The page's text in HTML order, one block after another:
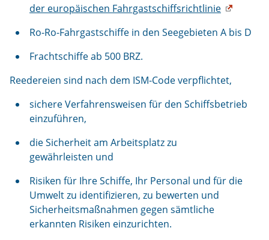
der europäischen Fahrgastschiffsrichtlinie
Ro-Ro-Fahrgastschiffe in den Seegebieten A bis D
Frachtschiffe ab 500 BRZ.
Reedereien sind nach dem ISM-Code verpflichtet,
sichere Verfahrensweisen für den Schiffsbetrieb
einzuführen,
die Sicherheit am Arbeitsplatz zu
gewährleisten und
Risiken für Ihre Schiffe, Ihr Personal und für die
Umwelt zu identifizieren, zu bewerten und
Sicherheitsmaßnahmen gegen sämtliche
erkannten Risiken einzurichten.